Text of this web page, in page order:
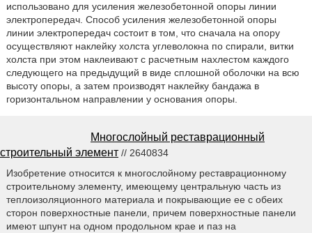
использовано для усиления железобетонной опоры линии
электропередач. Способ усиления железобетонной опоры
линии электропередач состоит в том, что сначала на опору
осуществляют наклейку холста углеволокна по спирали, витки
холста при этом наклеивают с расчетным нахлестом каждого
следующего на предыдущий в виде сплошной оболочки на всю
высоту опоры, а затем производят наклейку бандажа в
горизонтальном направлении у основания опоры.
Многослойный реставрационный
строительный элемент // 2640834
Изобретение относится к многослойному реставрационному
строительному элементу, имеющему центральную часть из
теплоизоляционного материала и покрывающие ее с обеих
сторон поверхностные панели, причем поверхностные панели
имеют шпунт на одном продольном крае и паз на